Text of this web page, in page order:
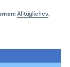
Alltägliches,